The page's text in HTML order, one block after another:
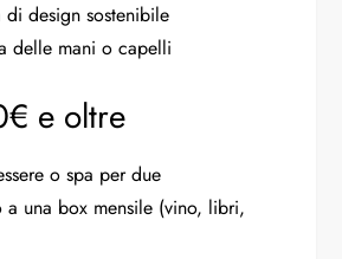
design sostenibile
delle mani o capelli
e oltre
o spa per due
a una box mensile (vino, libri,